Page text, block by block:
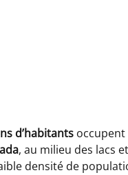
d’habitants
, au milieu des lacs
densité de